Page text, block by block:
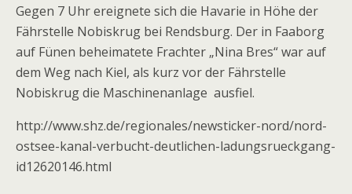
Gegen 7 Uhr ereignete sich die Havarie in Höhe der
Fährstelle Nobiskrug bei Rendsburg. Der in Faaborg
auf Fünen beheimatete Frachter „Nina Bres“ war auf
dem Weg nach Kiel, als kurz vor der Fährstelle
Nobiskrug die Maschinenanlage ausfiel.
http://www.shz.de/regionales/newsticker-nord/nord-
ostsee-kanal-verbucht-deutlichen-ladungsrueckgang-
id12620146.html